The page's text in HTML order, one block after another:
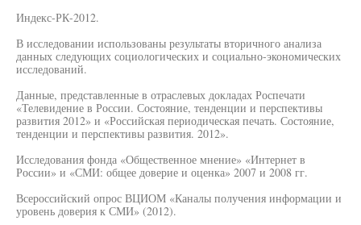
Индекс-РК-2012.
В исследовании использованы результаты вторичного анализа
данных следующих социологических и социально-экономических
исследований.
Данные, представленные в отраслевых докладах Роспечати
«Телевидение в России. Состояние, тенденции и перспективы
развития 2012» и «Российская периодическая печать. Состояние,
тенденции и перспективы развития. 2012».
Исследования фонда «Общественное мнение» «Интернет в
России» и «СМИ: общее доверие и оценка» 2007 и 2008 гг.
Всероссийский опрос ВЦИОМ «Каналы получения информации и
уровень доверия к СМИ» (2012).